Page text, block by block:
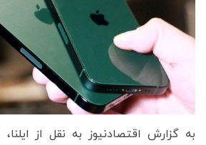
به گزارش اقتصادنیوز به نقل از